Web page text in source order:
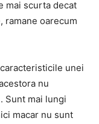
mai scurta decat
ramane oarecum
unei
nu
. Sunt mai lungi
macar nu sunt